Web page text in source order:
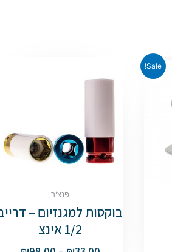
Sale!
פנצ'ר
בוקסות למגנזיום –
1/2 אינצ